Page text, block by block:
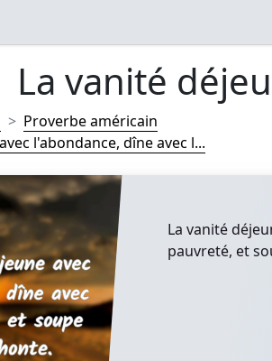
La vanité
Proverbe américain
l'abondance, dîne avec l...
La vanité
pauvreté, et